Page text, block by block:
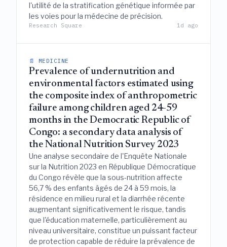
l'utilité de la stratification génétique informée par
les voies pour la médecine de précision.
Research Square 1d ago
📄 MEDICINE
Prevalence of undernutrition and
environmental factors estimated using
the composite index of anthropometric
failure among children aged 24-59
months in the Democratic Republic of
Congo: a secondary data analysis of
the National Nutrition Survey 2023
Une analyse secondaire de l'Enquête Nationale
sur la Nutrition 2023 en République Démocratique
du Congo révèle que la sous-nutrition affecte
56,7 % des enfants âgés de 24 à 59 mois, la
résidence en milieu rural et la diarrhée récente
augmentant significativement le risque, tandis
que l'éducation maternelle, particulièrement au
niveau universitaire, constitue un puissant facteur
de protection capable de réduire la prévalence de